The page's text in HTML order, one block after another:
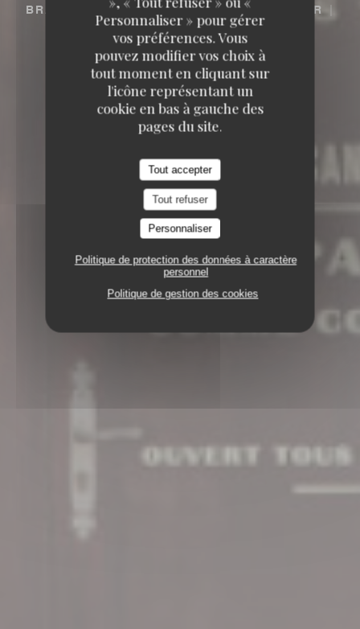
Personnaliser » pour gérer
vos préférences. Vous
pouvez modifier vos choix à
tout moment en cliquant sur
l'icône représentant un
cookie en bas à gauche des
pages du site.
Tout accepter
Tout refuser
Personnaliser
Politique de protection des données à caractère
personnel
Politique de gestion des cookies
BRASSERIE – FRUITS DE MER A EMPORTER
6, RUE COQUILLIÈRE 75001 PARIS